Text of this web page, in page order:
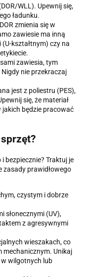
WLL). Upewnij się,
ładunku.
zmienia się w
zawiesie ma inną
kształtnym) czy na
zawiesia, tym
nie przekraczaj
jest z poliestru (PES),
się, że materiał
będzie pracować
i bezpiecznie? Traktuj je
zasady prawidłowego
czystym i dobrze
słonecznymi (UV),
z agresywnymi
wieszakach, co
mechanicznym. Unikaj
w wilgotnych lub